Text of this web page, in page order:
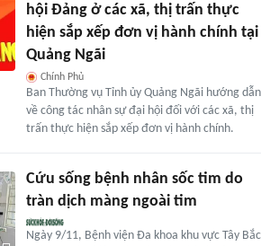
hội Đảng ở các xã, thị trấn thực
hiện sắp xếp đơn vị hành chính tại
Quảng Ngãi
Chính Phủ
Ban Thường vụ Tỉnh ủy Quảng Ngãi hướng dẫn
về công tác nhân sự đại hội đối với các xã, thị
trấn thực hiện sắp xếp đơn vị hành chính.
Cứu sống bệnh nhân sốc tim do
tràn dịch màng ngoài tim
Ngày 9/11, Bệnh viện Đa khoa khu vực Tây Bắc